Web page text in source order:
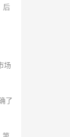
后
场
了